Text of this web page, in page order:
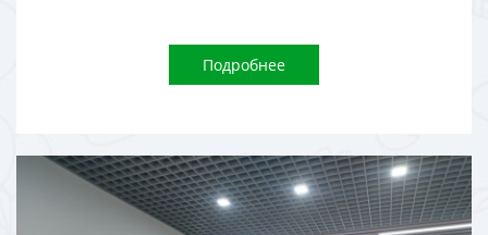
Подробнее